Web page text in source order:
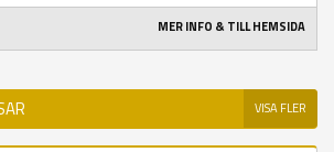
MER INFO & TILL HEMSIDA
VISA FLER